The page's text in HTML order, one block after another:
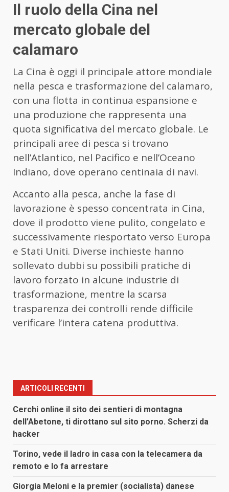
Il ruolo della Cina nel
mercato globale del
calamaro
La Cina è oggi il principale attore mondiale
nella pesca e trasformazione del calamaro,
con una flotta in continua espansione e
una produzione che rappresenta una
quota significativa del mercato globale. Le
principali aree di pesca si trovano
nell’Atlantico, nel Pacifico e nell’Oceano
Indiano, dove operano centinaia di navi.
Accanto alla pesca, anche la fase di
lavorazione è spesso concentrata in Cina,
dove il prodotto viene pulito, congelato e
successivamente riesportato verso Europa
e Stati Uniti. Diverse inchieste hanno
sollevato dubbi su possibili pratiche di
lavoro forzato in alcune industrie di
trasformazione, mentre la scarsa
trasparenza dei controlli rende difficile
verificare l’intera catena produttiva.
ARTICOLI RECENTI
Cerchi online il sito dei sentieri di montagna
dell’Abetone, ti dirottano sul sito porno. Scherzi da
hacker
Torino, vede il ladro in casa con la telecamera da
remoto e lo fa arrestare
Giorgia Meloni e la premier (socialista) danese